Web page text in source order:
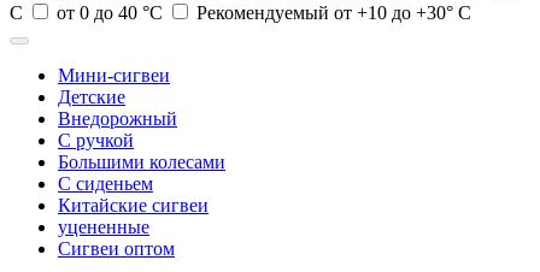
С
от 0 до 40 °C Рекомендуемый от +10 до +30° С
Мини-сигвеи
Детские
Внедорожный
С ручкой
Большими колесами
С сиденьем
Китайские сигвеи
уцененные
Сигвеи оптом